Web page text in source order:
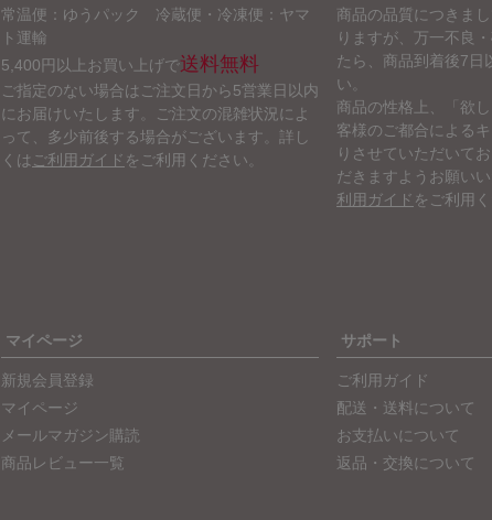
常温便：ゆうパック 冷蔵便・冷凍便：ヤマ
ト運輸
5,400円以上お買い上げで送料無料
ご指定のない場合はご注文日から5営業日以内
にお届けいたします。ご注文の混雑状況によ
って、多少前後する場合がございます。詳し
くは ご利用ガイド をご利用ください。
商品の品質につきま
りますが、万一不良
たら、商品到着後7日
い。
商品の性格上、「欲
客様のご都合による
りさせていただいて
だきますようお願い
利用ガイド をご利用く
マイページ
新規会員登録
マイページ
メールマガジン購読
商品レビュー一覧
サポート
ご利用ガイド
配送・送料について
お支払いについて
返品・交換について